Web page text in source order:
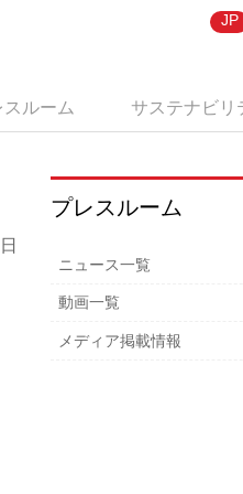
スルーム サステナビリ
JP
プレスルーム
ニュース一覧
動画一覧
メディア掲載情報